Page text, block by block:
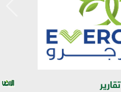
تقارير